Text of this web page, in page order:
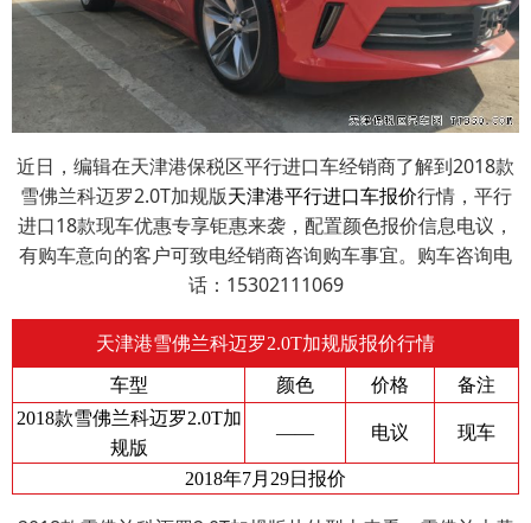
近日，编辑在天津港保税区平行进口车经销商了解到2018款
雪佛兰科迈罗2.0T加规版天津港平行进口车报价行情，平行
进口18款现车优惠专享钜惠来袭，配置颜色报价信息电议，
有购车意向的客户可致电经销商咨询购车事宜。购车咨询电
话：15302111069
天津港雪佛兰科迈罗2.0T加规版报价行情
车型 颜色 价格
备注
2018款雪佛兰科迈罗2.0T加
规版
—— 电议 现车
2018年7月29日报价